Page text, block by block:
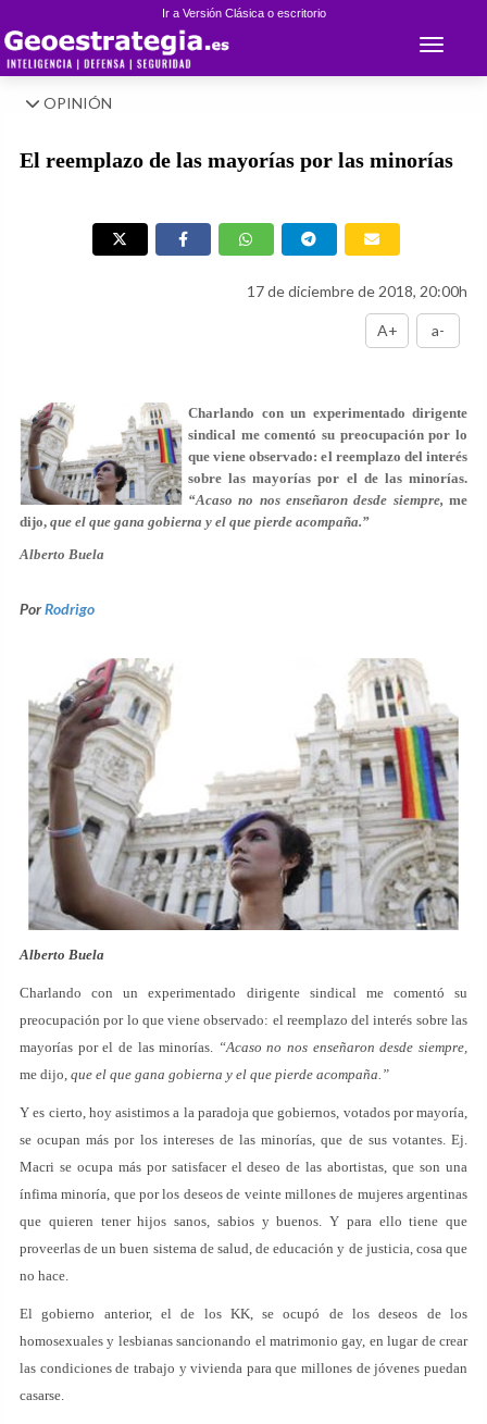
Ir a Versión Clásica o escritorio
Toggle
OPINIÓN
El reemplazo de las mayorías por las minorías
17 de diciembre de 2018, 20:00h
A+ a-
Charlando con un experimentado dirigente
sindical me comentó su preocupación por lo
que viene observado: el reemplazo del interés
sobre las mayorías por el de las minorías.
“Acaso no nos enseñaron desde siempre, me
dijo, que el que gana gobierna y el que pierde acompaña.”
Alberto Buela
PorRodrigo
Alberto Buela
Charlando con un experimentado dirigente sindical me comentó su
preocupación por lo que viene observado: el reemplazo del interés sobre las
mayorías por el de las minorías. “Acaso no nos enseñaron desde siempre,
me dijo, que el que gana gobierna y el que pierde acompaña.”
Y es cierto, hoy asistimos a la paradoja que gobiernos, votados por mayoría,
se ocupan más por los intereses de las minorías, que de sus votantes. Ej.
Macri se ocupa más por satisfacer el deseo de las abortistas, que son una
ínfima minoría, que por los deseos de veinte millones de mujeres argentinas
que quieren tener hijos sanos, sabios y buenos. Y para ello tiene que
proveerlas de un buen sistema de salud, de educación y de justicia, cosa que
no hace.
El gobierno anterior, el de los KK, se ocupó de los deseos de los
homosexuales y lesbianas sancionando el matrimonio gay, en lugar de crear
las condiciones de trabajo y vivienda para que millones de jóvenes puedan
casarse.